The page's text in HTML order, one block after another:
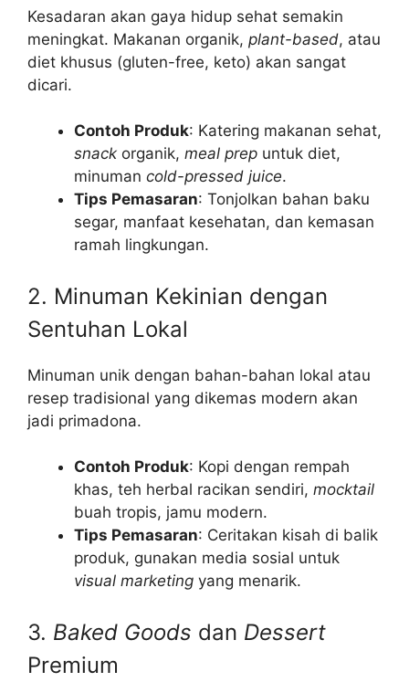
Kesadaran akan gaya hidup sehat semakin
meningkat. Makanan organik, plant-based, atau
diet khusus (gluten-free, keto) akan sangat
dicari.
Contoh Produk: Katering makanan sehat,
snack organik, meal prep untuk diet,
minuman cold-pressed juice.
Tips Pemasaran: Tonjolkan bahan baku
segar, manfaat kesehatan, dan kemasan
ramah lingkungan.
2. Minuman Kekinian dengan
Sentuhan Lokal
Minuman unik dengan bahan-bahan lokal atau
resep tradisional yang dikemas modern akan
jadi primadona.
Contoh Produk: Kopi dengan rempah
khas, teh herbal racikan sendiri, mocktail
buah tropis, jamu modern.
Tips Pemasaran: Ceritakan kisah di balik
produk, gunakan media sosial untuk
visual marketing yang menarik.
3. Baked Goods dan Dessert
Premium